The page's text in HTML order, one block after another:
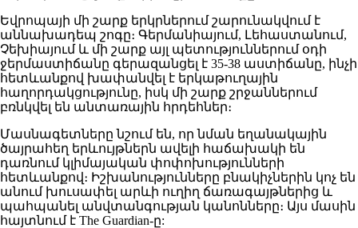
Եվրոպայի մի շարք երկրներում շարունակվում է
աննախադեպ շոգը։ Գերմանիայում, Լեհաստանում,
Չեխիայում և մի շարք այլ պետություններում օդի
ջերմաստիճանը գերազանցել է 35-38 աստիճանը, ինչի
հետևանքով խափանվել է երկաթուղային
հաղորդակցությունը, իսկ մի շարք շրջաններում
բռնկվել են անտառային հրդեհներ։
Մասնագետները նշում են, որ նման եղանակային
ծայրահեղ երևույթներն ավելի հաճախակի են
դառնում կլիմայական փոփոխությունների
հետևանքով։ Իշխանությունները բնակիչներին կոչ են
անում խուսափել արևի ուղիղ ճառագայթներից և
պահպանել անվտանգության կանոնները։ Այս մասին
հայտնում է The Guardian-ը: